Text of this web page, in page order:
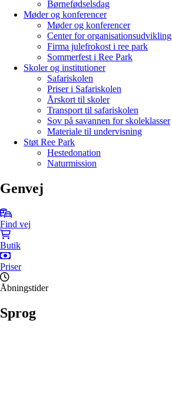
Børnefødselsdag
Møder og konferencer
Møder og konferencer
Center for organisationsudvikling
Firma julefrokost i ree park
Sommerfest i Ree Park
Skoler og institutioner
Safariskolen
Priser i Safariskolen
Årskort til skoler
Transport til safariskolen
Sov på savannen for skoleklasser
Materiale til undervisning
Støt Ree Park
Hestedonation
Naturmission
Genvej
Find vej
Butik
Priser
Åbningstider
Sprog